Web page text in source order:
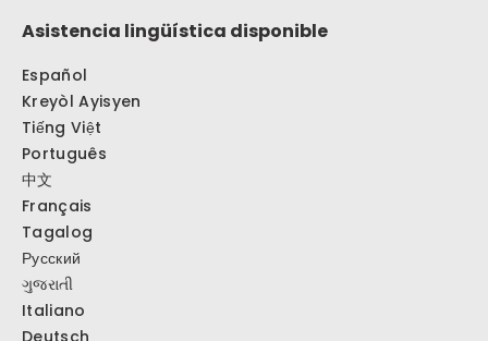
Asistencia lingüística disponible
Español
Kreyòl Ayisyen
Tiếng Việt
Português
中文
Français
Tagalog
Русский
ગુજરાતી
Italiano
Deutsch